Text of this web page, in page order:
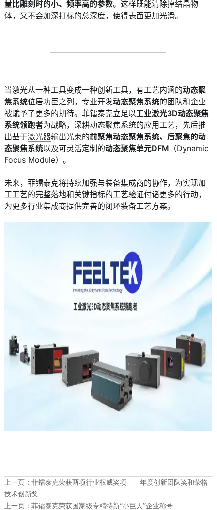
量比雕刻时的小、频率高的参数。这样既能清除掉结晶物
体，又不会加深打标的总深度，使得表面更加光滑。
当激光从一种工具变成一种创新工具，有工艺内涵的动态聚
焦系统位居功臣之列，专业开发动态聚焦系统的团队和企业
被赋予了更多的期待。菲镭泰克立足以工业激光3D动态聚焦
系统领跑者为战略，深耕动态聚焦系统的应用工艺，先后推
出基于激光器输出光束的前聚焦动态聚焦系统、后聚焦的动
态聚焦系统以及可灵活定制的动态聚焦单元DFM （Dynamic
Focus Module）。
未来，菲镭泰克将持续加强与装备集成商的协作，为实现加
工工艺的完整落地和关键指标的工艺验证付诸更多的行动，
为更多行业集成商提供完善的闭环装备工艺方案。
上一页： 菲镭泰克荣获两项行业权威奖项——年度创新团队奖和荣格
技术创新奖
上一页： 菲镭泰克荣获国家级专精特新“小巨人”企业称号